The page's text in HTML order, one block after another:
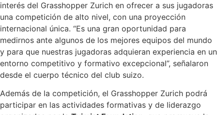
interés del Grasshopper Zurich en ofrecer a sus jugadoras
una competición de alto nivel, con una proyección
internacional única. “Es una gran oportunidad para
medirnos ante algunos de los mejores equipos del mundo
y para que nuestras jugadoras adquieran experiencia en un
entorno competitivo y formativo excepcional”, señalaron
desde el cuerpo técnico del club suizo.
Además de la competición, el Grasshopper Zurich podrá
participar en las actividades formativas y de liderazgo